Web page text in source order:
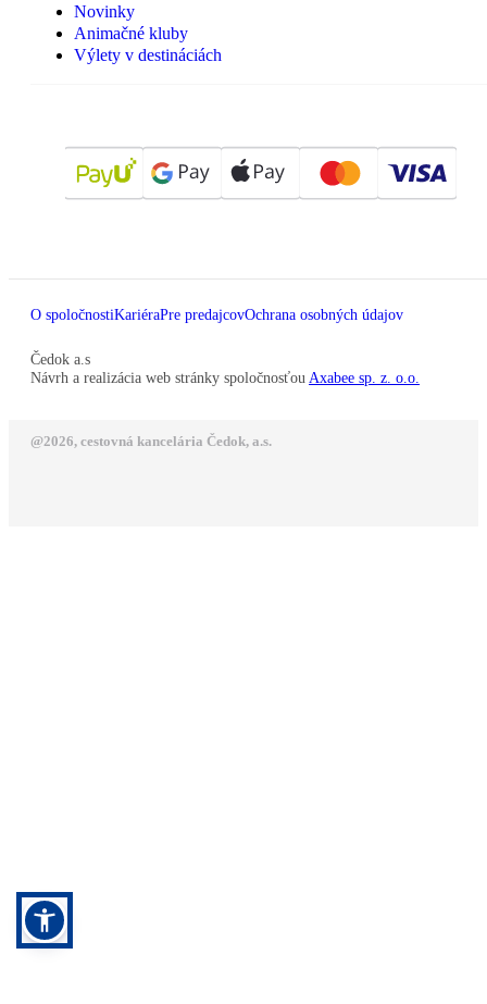
Novinky
Animačné kluby
Výlety v destináciách
O spoločnostiKariéraPre predajcovOchrana osobných údajov
Čedok a.s
Návrh a realizácia web stránky spoločnosťou Axabee sp. z. o.o.
@2026, cestovná kancelária Čedok, a.s.